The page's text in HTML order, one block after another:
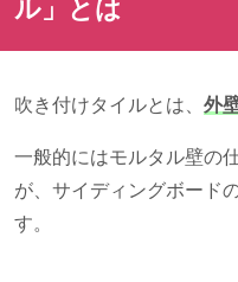
ル」とは
吹き付けタイルとは、 外
一般的にはモルタル壁の
が、サイディングボード
す。